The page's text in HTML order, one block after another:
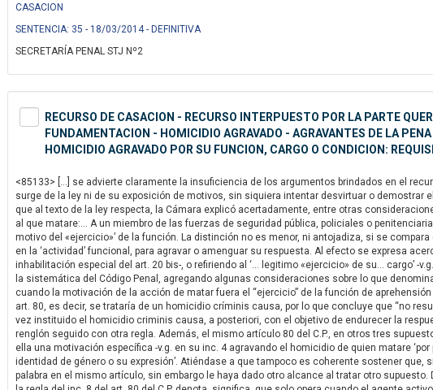
CASACION
SENTENCIA: 35 - 18/03/2014 - DEFINITIVA
SECRETARÍA PENAL STJ Nº2
RECURSO DE CASACION - RECURSO INTERPUESTO POR LA PARTE
FUNDAMENTACION - HOMICIDIO AGRAVADO - AGRAVANTES DE LA
HOMICIDIO AGRAVADO POR SU FUNCION, CARGO O CONDICION:
<85133> […] se advierte claramente la insuficiencia de los argumentos brindados en el
surge de la ley ni de su exposición de motivos, sin siquiera intentar desvirtuar o
que al texto de la ley respecta, la Cámara explicó acertadamente, entre otras
al que matare:… A un miembro de las fuerzas de seguridad pública, policiales o
motivo del «ejercicio»’ de la función. La distinción no es menor, ni antojadiza, si se
en la ‘actividad’ funcional, para agravar o amenguar su respuesta. Al efecto se expresa
inhabilitación especial del art. 20 bis-, o refiriendo al ‘… legitimo «ejercicio» de su… cargo’ -
la sistemática del Código Penal, agregando algunas consideraciones sobre lo que
cuando la motivación de la acción de matar fuera el “ejercicio” de la función de
art. 80, es decir, se trataría de un homicidio críminis causa, por lo que concluye que “no
vez instituido el homicidio criminis causa, a posteriori, con el objetivo de endurecer la
renglón seguido con otra regla. Además, el mismo artículo 80 del C.P., en otros tres
ella una motivación específica -v.g. en su inc. 4 agravando el homicidio de quien matare
identidad de género o su expresión’. Atiéndase a que tampoco es coherente sostener
palabra en el mismo artículo, sin embargo le haya dado otro alcance al tratar otro